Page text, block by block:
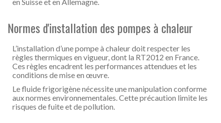
Normes d'installation des pompes à chaleur
L’installation d’une pompe à chaleur doit respecter les
règles thermiques en vigueur, dont la RT2012 en France.
Ces règles encadrent les performances attendues et les
conditions de mise en œuvre.
Le fluide frigorigène nécessite une manipulation conforme
aux normes environnementales. Cette précaution limite les
risques de fuite et de pollution.